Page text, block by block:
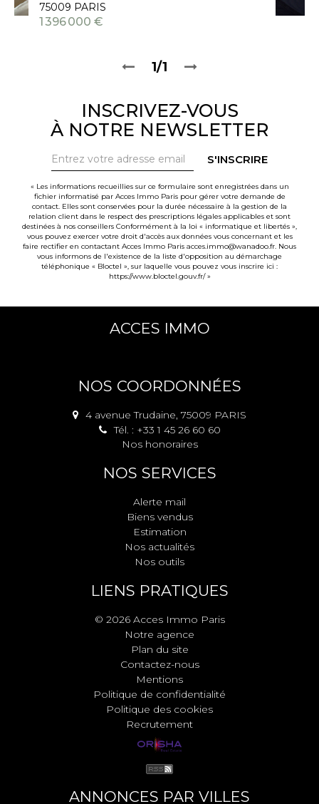
75009 PARIS
1 396 000 €
1/1
INSCRIVEZ-VOUS
À NOTRE NEWSLETTER
S'INSCRIRE
« Les informations recueillies sur ce formulaire sont enregistrées dans un
fichier informatisé par Acces Immo Paris pour gérer votre demande de
contact. Elles sont conservées pour la durée nécessaire à la gestion de la
relation client dans le respect des prescriptions légales applicables et sont
destinées à nos conseillers Conformément à la loi « informatique et libertés »,
vous pouvez exercer votre droit d'accès aux données vous concernant et les
faire rectifier en contactant Acces Immo Paris acces.immo@wanadoo.fr. Nous
vous informons de l'existence de la liste d'opposition au démarchage
téléphonique « Bloctel », sur laquelle vous pouvez vous inscrire ici :
https://www.bloctel.gouv.fr/»
ACCES IMMO
NOS COORDONNÉES
4 avenue Trudaine, 75009 PARIS
Tél. : +33 1 45 26 60 60
Nos honoraires
NOS SERVICES
Alerte mail
Biens vendus
Estimation
Nos actualités
Nos outils
LIENS PRATIQUES
© 2026 Acces Immo Paris
Notre agence
Plan du site
Contactez-nous
Mentions
Politique de confidentialité
Politique des cookies
Recrutement
ANNONCES PAR VILLES